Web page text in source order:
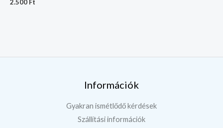
2.500 Ft
Információk
Gyakran ismétlődő kérdések
Szállítási információk